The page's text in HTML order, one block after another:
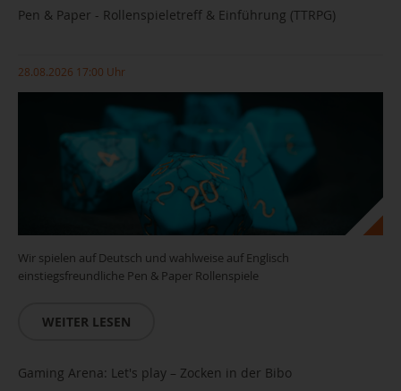
Pen & Paper - Rollenspieletreff & Einführung (TTRPG)
28.08.2026 17:00 Uhr
Wir spielen auf Deutsch und wahlweise auf Englisch
einstiegsfreundliche Pen & Paper Rollenspiele
WEITER LESEN
Gaming Arena: Let's play – Zocken in der Bibo